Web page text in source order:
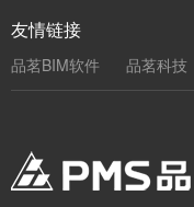
友情链接
品茗BIM软件 品茗科技